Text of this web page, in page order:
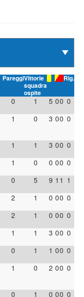
PareggiVittorie
squadra
ospite
Rig.
0 1 5 00 0
1 0 3 00 0
1 1 3 00 0
1 0 0 00 0
0 5 9 1 1 1
2 1 0 00 0
2 1 0 00 0
1 1 3 00 0
0 1 1 00 0
1 0 2 00 0
0 1 0 00 0